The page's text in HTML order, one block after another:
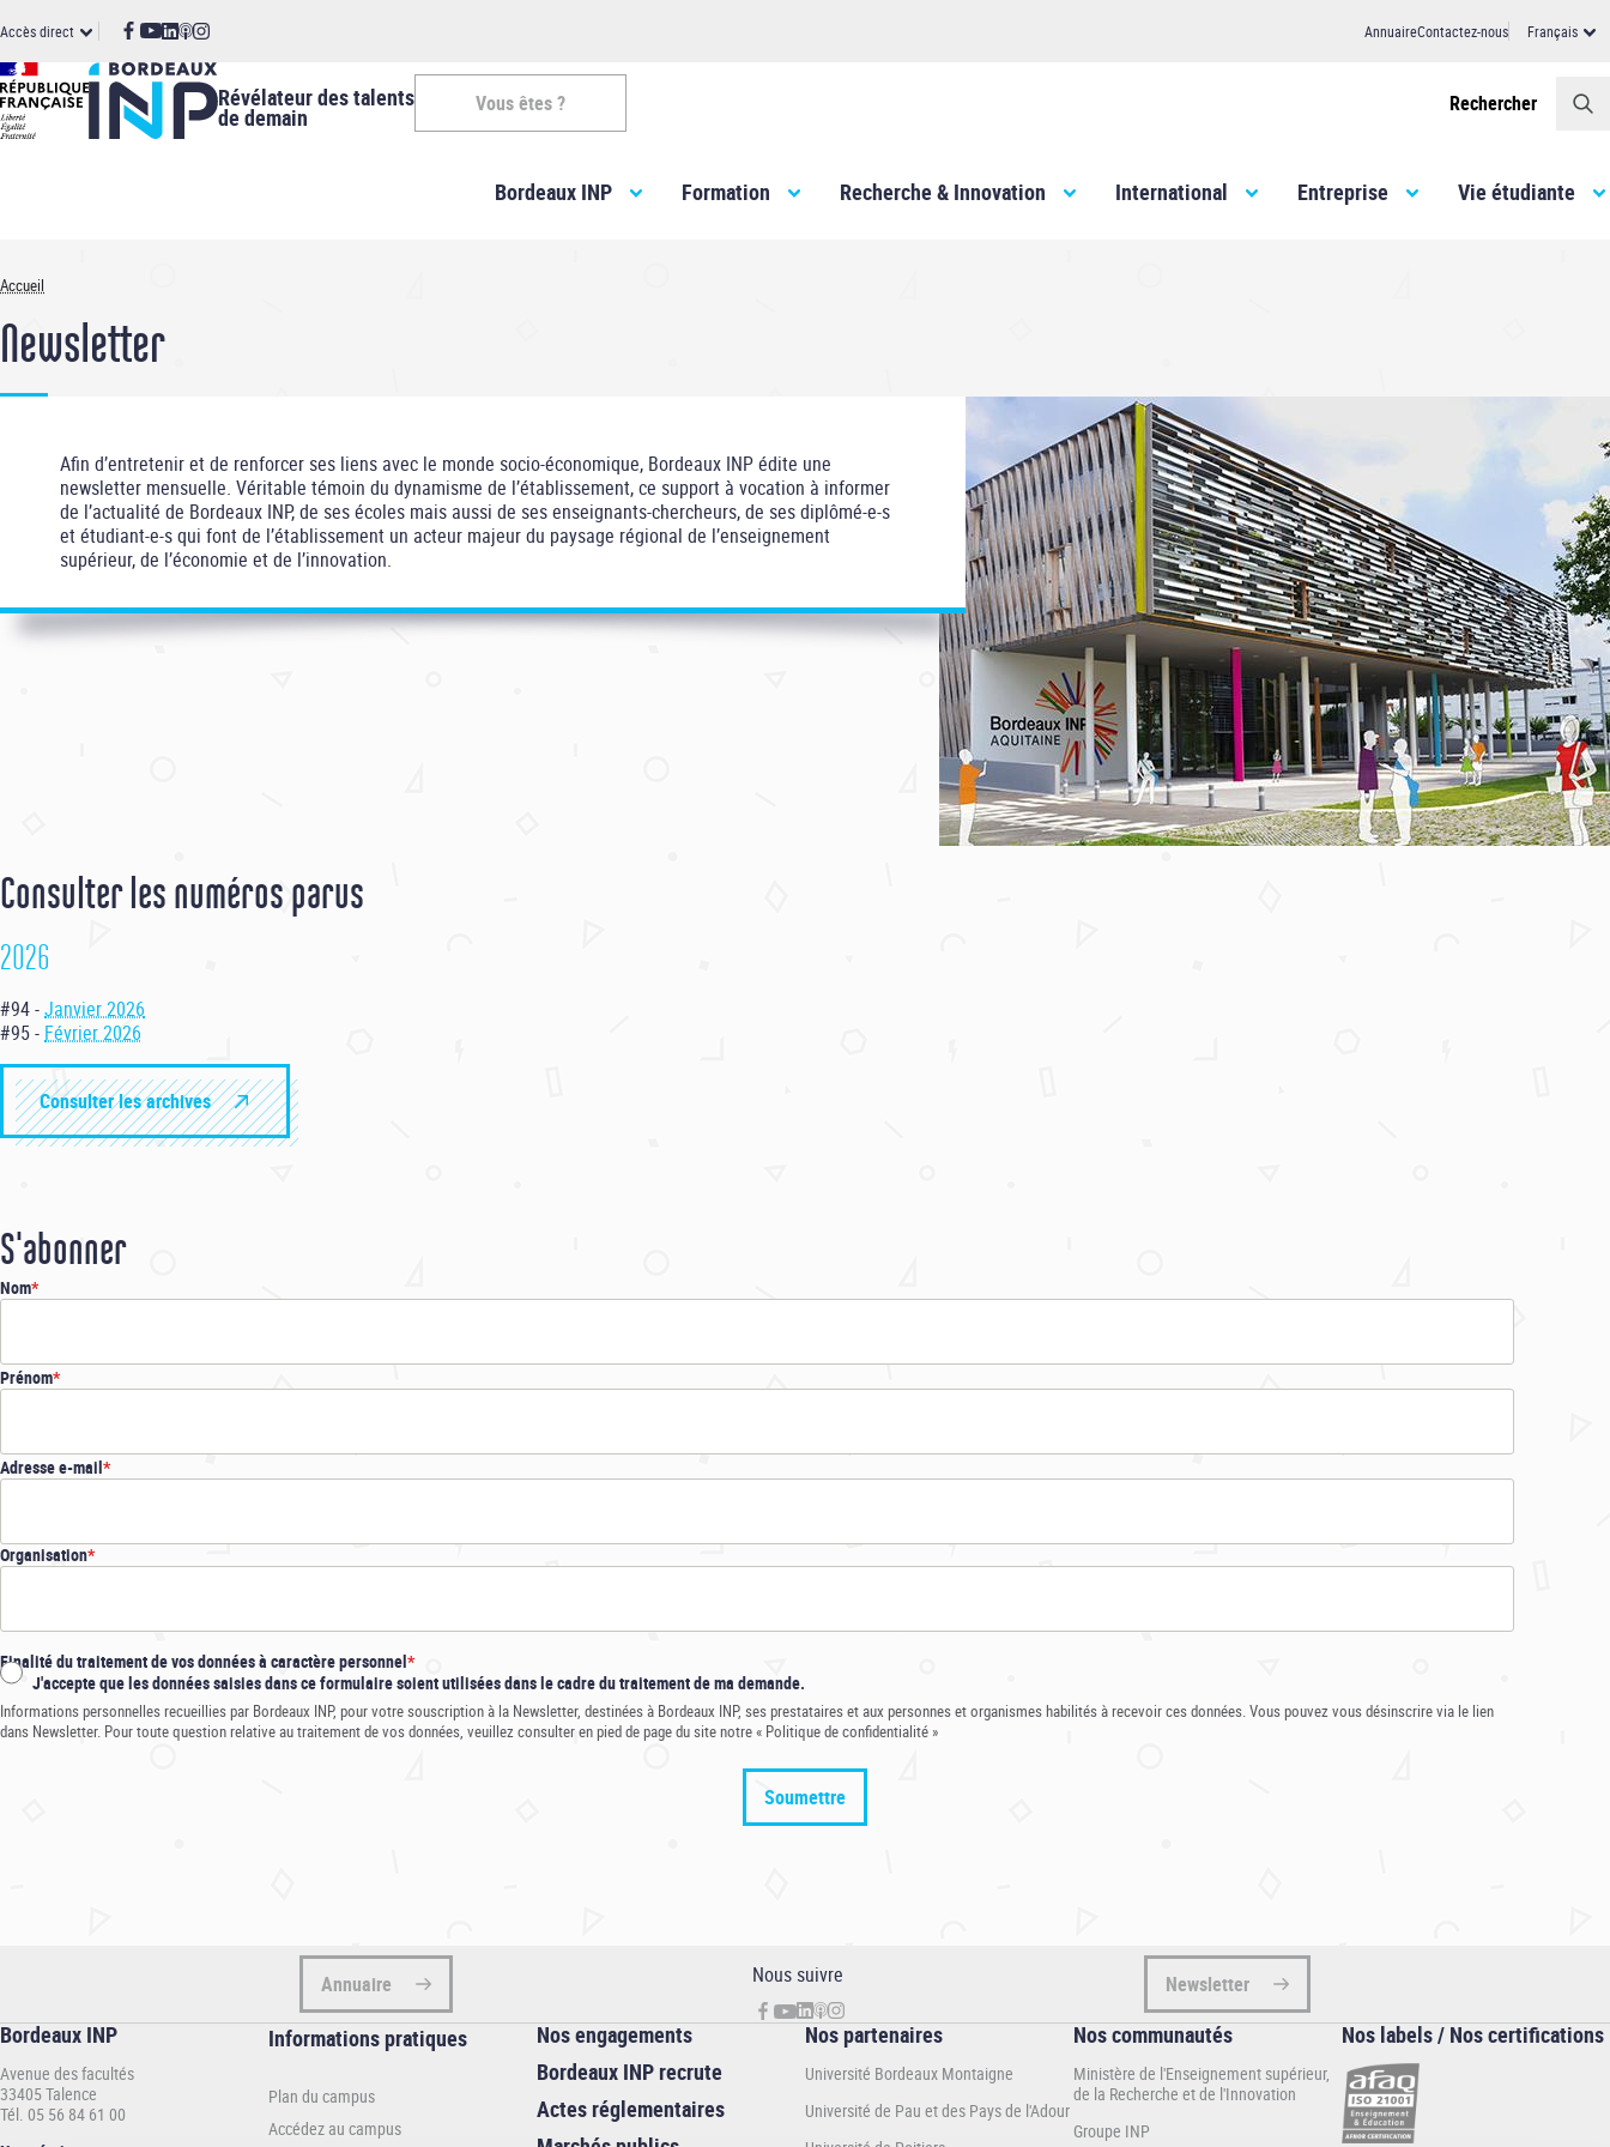
au
contenu
principal
Accès direct AnnuaireContactez-nous Français
Révélateur des talents
de demain Vous êtes ? Rechercher
Bordeaux INP Formation Recherche & Innovation International Entreprise Vie étudiante
Fil
d'Ariane
Accueil
Newsletter
Afin d’entretenir et de renforcer ses liens avec le monde socio-économique, Bordeaux INP édite une
newsletter mensuelle. Véritable témoin du dynamisme de l’établissement, ce support à vocation à informer
de l’actualité de Bordeaux INP, de ses écoles mais aussi de ses enseignants-chercheurs, de ses diplômé-e-s
et étudiant-e-s qui font de l’établissement un acteur majeur du paysage régional de l’enseignement
supérieur, de l’économie et de l’innovation.
Consulter les numéros parus
2026
#94 -Janvier 2026
#95 - Février 2026
Consulter les archives
S'abonner
Nom
Prénom
Adresse e-mail
Organisation
Finalité du traitement de vos données à caractère personnel
J'accepte que les données saisies dans ce formulaire soient utilisées dans le cadre du traitement de ma demande.
Informations personnelles recueillies par Bordeaux INP, pour votre souscription à la Newsletter, destinées à Bordeaux INP, ses prestataires et aux personnes et organismes habilités à recevoir ces données. Vous pouvez vous désinscrire via le lien
dans Newsletter. Pour toute question relative au traitement de vos données, veuillez consulter en pied de page du site notre « Politique de confidentialité »
Annuaire Nous suivre Newsletter
Bordeaux INP
Avenue des facultés
33405 Talence
Tél. 05 56 84 61 00
Informations
INP
Informations pratiques
Plan du campus
Accédez au campus
Nos engagements
Bordeaux INP recrute
Actes réglementaires
Nos partenaires
Université Bordeaux Montaigne
Université de Pau et des Pays de l'Adour
Nos communautés
Ministère de l'Enseignement supérieur,
de la Recherche et de l'Innovation
Groupe INP
Nos labels / Nos certifications